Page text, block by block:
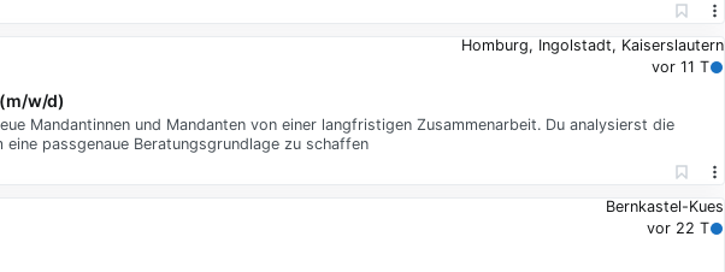
Homburg, Ingolstadt, Kaiserslautern
vor 11 T
w/d)
Mandantinnen und Mandanten von einer langfristigen Zusammenarbeit. Du analysierst die
passgenaue Beratungsgrundlage zu schaffen
Bernkastel-Kues
vor 22 T